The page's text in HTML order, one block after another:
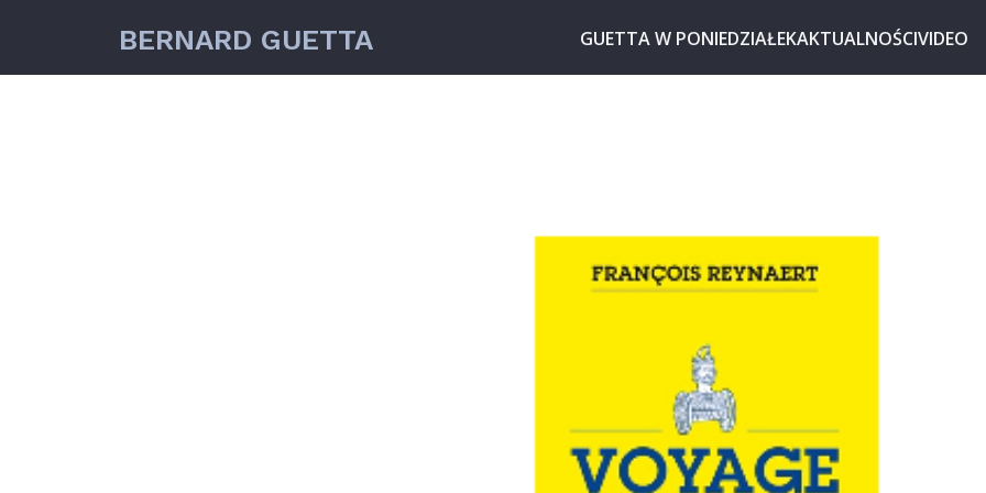
BERNARD GUETTA GUETTA W PONIEDZIAŁEKAKTUALNOŚCIVIDEO